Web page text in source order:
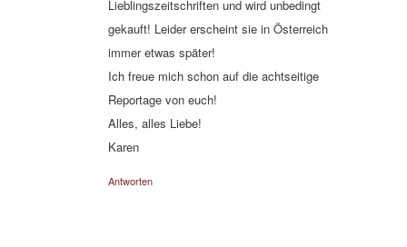
Lieblingszeitschriften und wird unbedingt
gekauft! Leider erscheint sie in Österreich
immer etwas später!
Ich freue mich schon auf die achtseitige
Reportage von euch!
Alles, alles Liebe!
Karen
Antworten